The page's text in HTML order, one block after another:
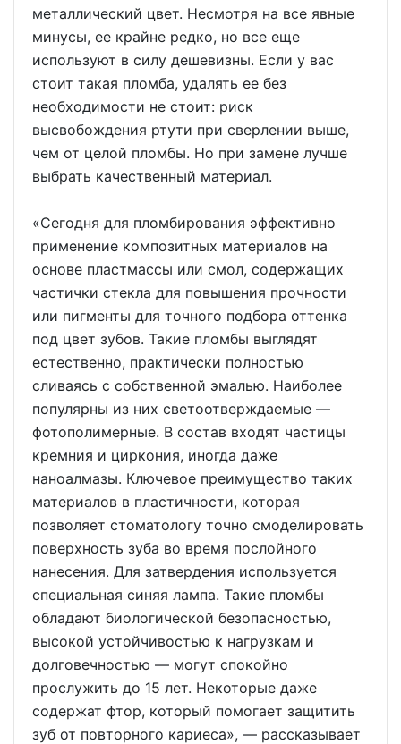
металлический цвет. Несмотря на все явные
минусы, ее крайне редко, но все еще
используют в силу дешевизны. Если у вас
стоит такая пломба, удалять ее без
необходимости не стоит: риск
высвобождения ртути при сверлении выше,
чем от целой пломбы. Но при замене лучше
выбрать качественный материал.
«Сегодня для пломбирования эффективно
применение композитных материалов на
основе пластмассы или смол, содержащих
частички стекла для повышения прочности
или пигменты для точного подбора оттенка
под цвет зубов. Такие пломбы выглядят
естественно, практически полностью
сливаясь с собственной эмалью. Наиболее
популярны из них светоотверждаемые —
фотополимерные. В состав входят частицы
кремния и циркония, иногда даже
наноалмазы. Ключевое преимущество таких
материалов в пластичности, которая
позволяет стоматологу точно смоделировать
поверхность зуба во время послойного
нанесения. Для затвердения используется
специальная синяя лампа. Такие пломбы
обладают биологической безопасностью,
высокой устойчивостью к нагрузкам и
долговечностью — могут спокойно
прослужить до 15 лет. Некоторые даже
содержат фтор, который помогает защитить
зуб от повторного кариеса», — рассказывает